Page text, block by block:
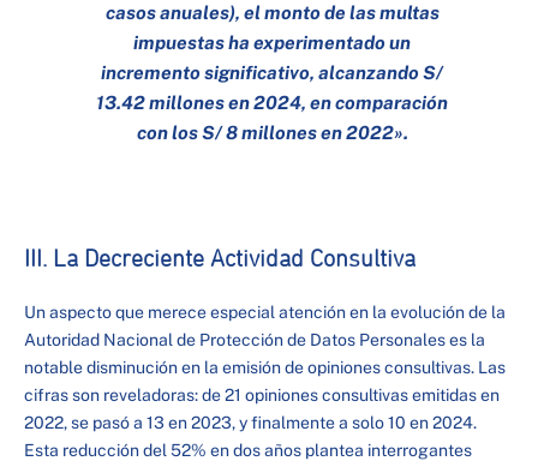
casos anuales), el monto de las multas
impuestas ha experimentado un
incremento significativo, alcanzando S/
13.42 millones en 2024, en comparación
con los S/ 8 millones en 2022».
III. La Decreciente Actividad Consultiva
Un aspecto que merece especial atención en la evolución de la
Autoridad Nacional de Protección de Datos Personales es la
notable disminución en la emisión de opiniones consultivas. Las
cifras son reveladoras: de 21 opiniones consultivas emitidas en
2022, se pasó a 13 en 2023, y finalmente a solo 10 en 2024.
Esta reducción del 52% en dos años plantea interrogantes